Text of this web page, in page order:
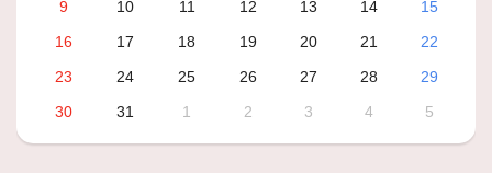
9
10 11 12 13 14
15
16
17 18 19 20 21
22
23
24 25 26 27 28
29
30
31 1 2 3 4 5